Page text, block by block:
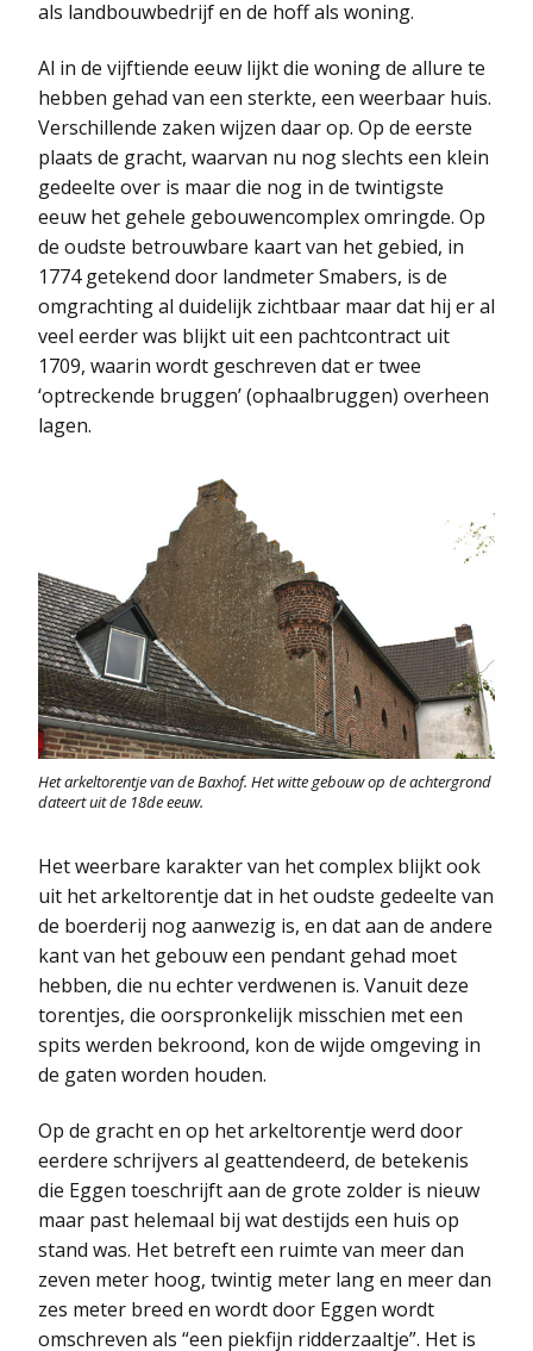
als landbouwbedrijf en de hoff als woning.
Al in de vijftiende eeuw lijkt die woning de allure te
hebben gehad van een sterkte, een weerbaar huis.
Verschillende zaken wijzen daar op. Op de eerste
plaats de gracht, waarvan nu nog slechts een klein
gedeelte over is maar die nog in de twintigste
eeuw het gehele gebouwencomplex omringde. Op
de oudste betrouwbare kaart van het gebied, in
1774 getekend door landmeter Smabers, is de
omgrachting al duidelijk zichtbaar maar dat hij er al
veel eerder was blijkt uit een pachtcontract uit
1709, waarin wordt geschreven dat er twee
‘optreckende bruggen’ (ophaalbruggen) overheen
lagen.
Het arkeltorentje van de Baxhof. Het witte gebouw op de achtergrond
dateert uit de 18de eeuw.
Het weerbare karakter van het complex blijkt ook
uit het arkeltorentje dat in het oudste gedeelte van
de boerderij nog aanwezig is, en dat aan de andere
kant van het gebouw een pendant gehad moet
hebben, die nu echter verdwenen is. Vanuit deze
torentjes, die oorspronkelijk misschien met een
spits werden bekroond, kon de wijde omgeving in
de gaten worden houden.
Op de gracht en op het arkeltorentje werd door
eerdere schrijvers al geattendeerd, de betekenis
die Eggen toeschrijft aan de grote zolder is nieuw
maar past helemaal bij wat destijds een huis op
stand was. Het betreft een ruimte van meer dan
zeven meter hoog, twintig meter lang en meer dan
zes meter breed en wordt door Eggen wordt
omschreven als “een piekfijn ridderzaaltje”. Het is